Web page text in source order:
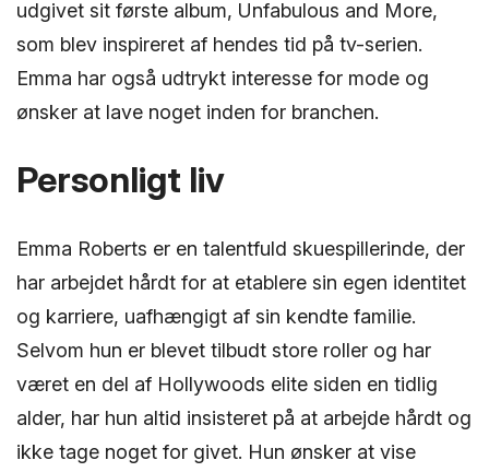
udgivet sit første album, Unfabulous and More,
som blev inspireret af hendes tid på tv-serien.
Emma har også udtrykt interesse for mode og
ønsker at lave noget inden for branchen.
Personligt liv
Emma Roberts er en talentfuld skuespillerinde, der
har arbejdet hårdt for at etablere sin egen identitet
og karriere, uafhængigt af sin kendte familie.
Selvom hun er blevet tilbudt store roller og har
været en del af Hollywoods elite siden en tidlig
alder, har hun altid insisteret på at arbejde hårdt og
ikke tage noget for givet. Hun ønsker at vise